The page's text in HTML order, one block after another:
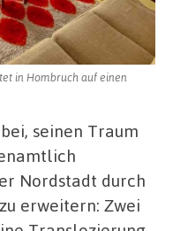
in Hombruch auf einen
seinen Traum
Nordstadt durch
erweitern: Zwei